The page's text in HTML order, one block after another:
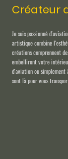
Créateur
Je suis passionné
artistique combine
créations comprennent
embelliront votre
d'aviation ou simplement
sont là pour vous